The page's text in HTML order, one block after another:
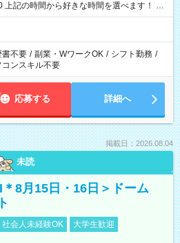
※
能性があります
書不要 / 副業・WワークOK / シフト勤務 /
コンスキル不要
応募する 詳細へ
掲載日：2026.08.04
未読
8月15日・16日＞ドーム
社会人未経験OK
大学生歓迎